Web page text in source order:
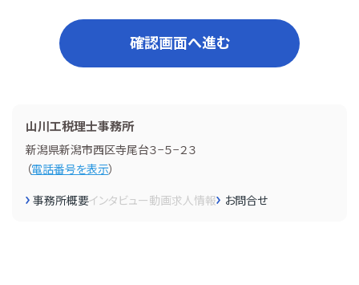
確認画面へ進む
山川工税理士事務所
新潟県新潟市西区寺尾台３−５−２３
（電話番号を表示）
事務所概要インタビュー動画求人情報 お問合せ